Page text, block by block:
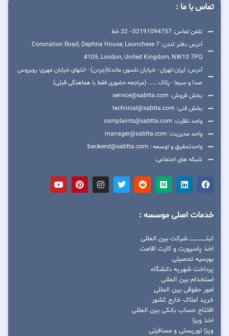
تماس با ما :
تلفن تماس: 02191094757 - 32 خط
آدرس دفتر لندن: 7 Coronation Road, Dephna House, Launchese
#105, London, United Kingdom, NW10 7PQ
آدرس: ایران-تهران - خیابان نلسون ماندلا(جردن) - انتهای خیابان مهری- روبروس
صدا و سیما - پلاک ...... (مراجعه حضوری فقط با هماهنگی قبلی)
بخش فروش: service@sabtta.com
بخش فنی: technical@sabtta.com
واحد نظارت: complaints@sabtta.com
واحد مدیریت: manager@sabtta.com
واحدتحقیق و توسعه : backend@sabtta.com
شبکه های اجتماعی:
خدمات اصلی موسسه :
ثبتــــــــــــــــ شرکت بین المللی
اخذ پاسپورت و کارت اقامت
بورسیه تحصیلی
پرداخت شهریه دانشگاه
استخدام بین المللی
امور حقوقی بین المللی
خرید املاک خارج کشور
افتتاح حساب بانکی بین المللی
اخذ ویزا
ویزا توریستی و مسافرتی